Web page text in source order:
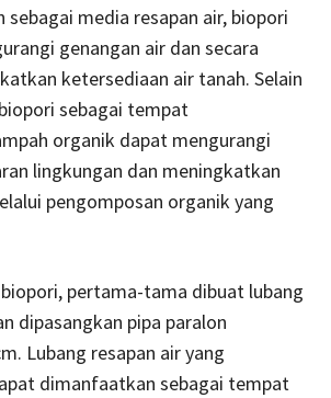
sebagai media resapan air, biopori
genangan air dan secara
ketersediaan air tanah. Selain
sebagai tempat
organik dapat mengurangi
lingkungan dan meningkatkan
pengomposan organik yang
pertama-tama dibuat lubang
dipasangkan pipa paralon
Lubang resapan air yang
dimanfaatkan sebagai tempat